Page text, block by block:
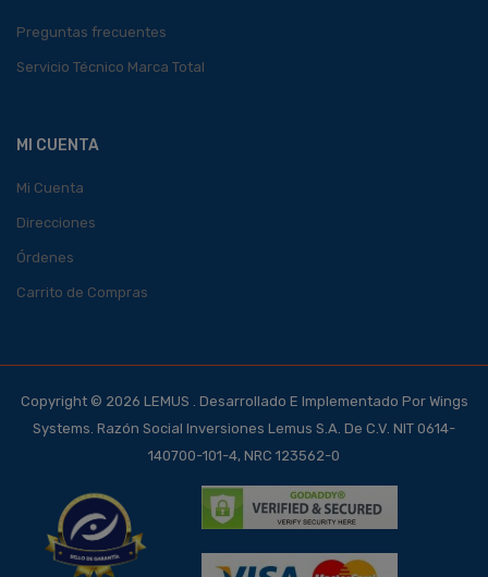
Preguntas frecuentes
Servicio Técnico Marca Total
MI CUENTA
Mi Cuenta
Direcciones
Órdenes
Carrito de Compras
Copyright © 2026 LEMUS . Desarrollado E Implementado Por Wings
Systems. Razón Social Inversiones Lemus S.A. De C.V. NIT 0614-
140700-101-4, NRC 123562-0